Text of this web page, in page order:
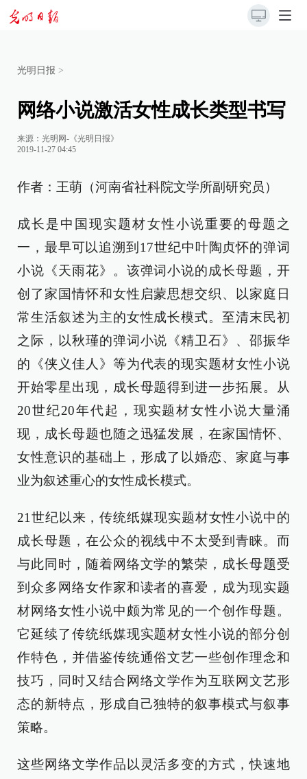
光明日报 >
网络小说激活女性成长类型书写
来源： 光明网-《光明日报》
2019-11-27 04:45
作者：王萌（河南省社科院文学所副研究员）
成长是中国现实题材女性小说重要的母题之
一，最早可以追溯到17世纪中叶陶贞怀的弹词
小说《天雨花》。该弹词小说的成长母题，开
创了家国情怀和女性启蒙思想交织、以家庭日
常生活叙述为主的女性成长模式。至清末民初
之际，以秋瑾的弹词小说《精卫石》、邵振华
的《侠义佳人》等为代表的现实题材女性小说
开始零星出现，成长母题得到进一步拓展。从
20世纪20年代起，现实题材女性小说大量涌
现，成长母题也随之迅猛发展，在家国情怀、
女性意识的基础上，形成了以婚恋、家庭与事
业为叙述重心的女性成长模式。
21世纪以来，传统纸媒现实题材女性小说中的
成长母题，在公众的视线中不太受到青睐。而
与此同时，随着网络文学的繁荣，成长母题受
到众多网络女作家和读者的喜爱，成为现实题
材网络女性小说中颇为常见的一个创作母题。
它延续了传统纸媒现实题材女性小说的部分创
作特色，并借鉴传统通俗文艺一些创作理念和
技巧，同时又结合网络文学作为互联网文艺形
态的新特点，形成自己独特的叙事模式与叙事
策略。
这些网络文学作品以灵活多变的方式，快速地